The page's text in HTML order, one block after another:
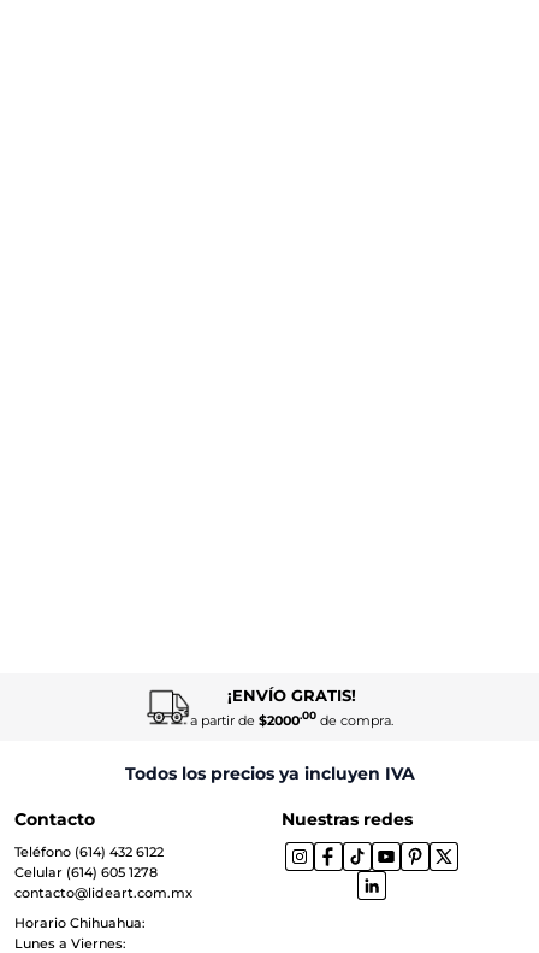
¡ENVÍO GRATIS!
a partir de $2000.00de compra.
Todos los precios ya incluyen IVA
Contacto
Teléfono (614) 432 6122
Celular (614) 605 1278
contacto@lideart.com.mx
Horario Chihuahua:
Lunes a Viernes:
Nuestras redes